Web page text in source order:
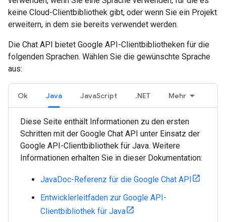
keine Cloud-Clientbibliothek gibt, oder wenn Sie ein Projekt
erweitern, in dem sie bereits verwendet werden.
Die Chat API bietet Google API-Clientbibliotheken für die
folgenden Sprachen. Wählen Sie die gewünschte Sprache
aus:
Ok Java JavaScript .NET Mehr
Diese Seite enthält Informationen zu den ersten
Schritten mit der Google Chat API unter Einsatz der
Google API-Clientbibliothek für Java. Weitere
Informationen erhalten Sie in dieser Dokumentation:
JavaDoc-Referenz für die Google Chat API
Entwicklerleitfaden zur Google API-
Clientbibliothek für Java